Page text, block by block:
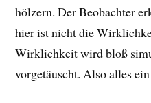
hölzern. Der Beobachter
hier ist nicht die
Wirklichkeit wird bloß
vorgetäuscht. Also alles ein